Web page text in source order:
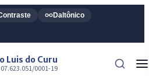
Daltônico
Luis do Curu
07.623.051/0001-19